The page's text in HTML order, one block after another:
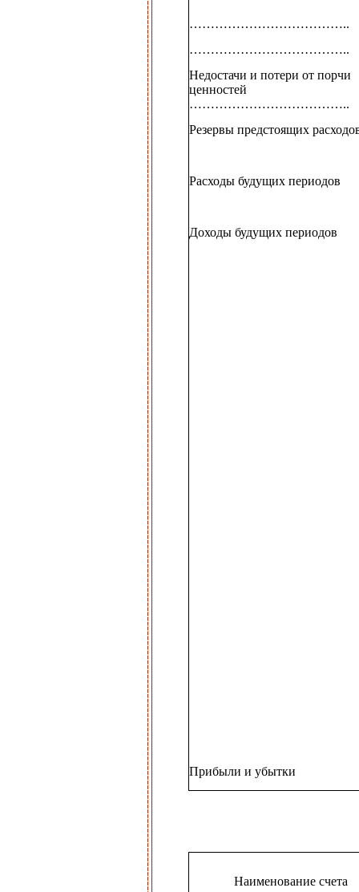
………………………………..
………………………………..
Недостачи и потери от порчи
ценностей
………………………………..
Резервы предстоящих
Расходы будущих периодов
Доходы будущих периодов
Прибыли и убытки
Наименование счета